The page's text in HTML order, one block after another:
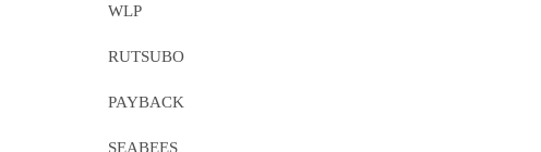
WLP
RUTSUBO
PAYBACK
SEABEES